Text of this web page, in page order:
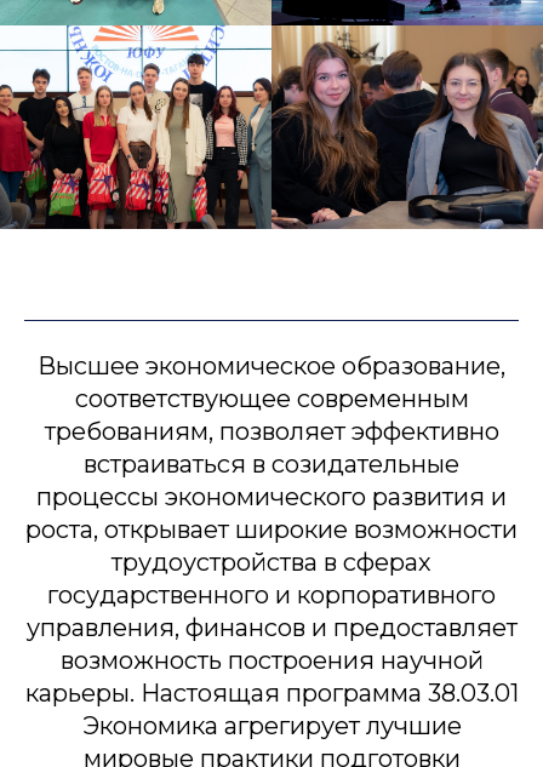
Высшее экономическое образование,
соответствующее современным
требованиям, позволяет эффективно
встраиваться в созидательные
процессы экономического развития и
роста, открывает широкие возможности
трудоустройства в сферах
государственного и корпоративного
управления, финансов и предоставляет
возможность построения научной
карьеры. Настоящая программа 38.03.01
Экономика агрегирует лучшие
мировые практики подготовки